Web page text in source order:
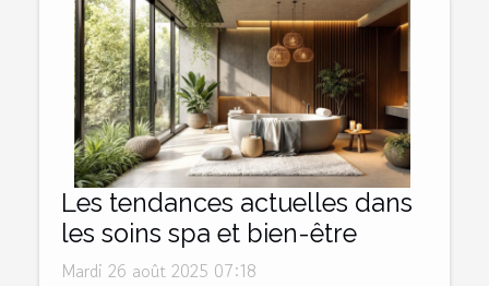
Les tendances actuelles dans
les soins spa et bien-être
Mardi 26 août 2025 07:18